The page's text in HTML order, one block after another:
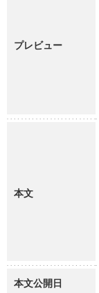
プレビュー
本文
本文公開日